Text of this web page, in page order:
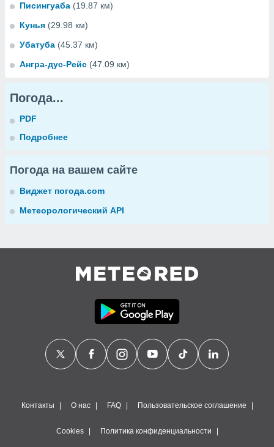
Писингуаба (19.87 км)
Кунья (29.98 км)
Убатуба (45.37 км)
Ангра-дус-Рейс (47.09 км)
Погода...
PDF
Подробнее
Погода на вашем сайте
Виджет погода.com
Метеорологический API
Контакты О нас FAQ Пользовательское соглашение
Cookies Политика конфиденциальности